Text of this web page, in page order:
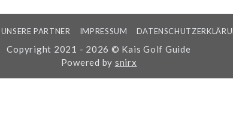
UNSERE PARTNER IMPRESSUM
Copyright 2021 - 2026 © Kais Golf Guide
Powered by snirx